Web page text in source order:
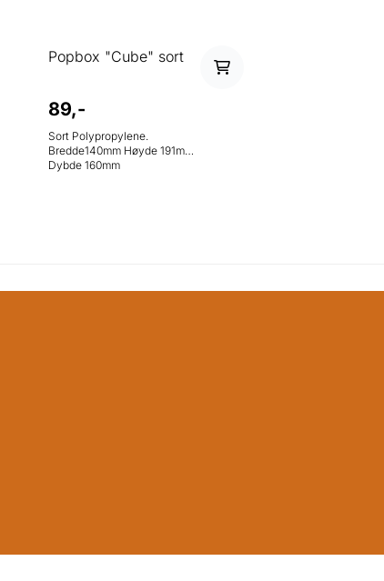
Popbox "Cube" sort
89,-
Sort Polypropylene.
Bredde140mm Høyde 191mm
Dybde 160mm